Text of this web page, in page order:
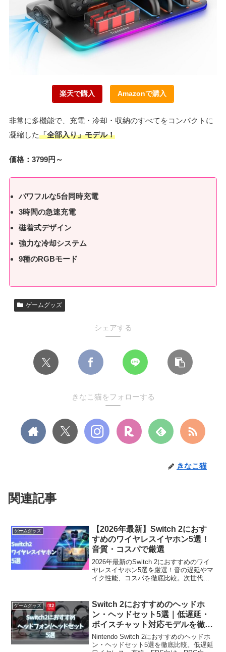
楽天で購入 Amazonで購入
非常に多機能で、充電・冷却・収納のすべてをコンパクトに
凝縮した「全部入り」モデル！
価格：3799円～
パワフルな5台同時充電
3時間の急速充電
磁着式デザイン
強力な冷却システム
9種のRGBモード
ゲームグッズ
シェアする
きなこ猫をフォローする
きなこ猫
関連記事
ゲームグッズ
【2026年最新】Switch 2におす
すめのワイヤレスイヤホン5選！
音質・コスパで厳選
2026年最新のSwitch 2におすすめのワイ
ヤレスイヤホン5選を厳選！音の遅延やマ
イク性能、コスパを徹底比較。次世代機
心者にもわかりやすく解説します。
ゲームグッズ
Switch 2におすすめのヘッドホ
ン・ヘッドセット5選｜低遅延・
ボイスチャット対応モデルを徹底
比較【2026年最新版】
Nintendo Switch 2におすすめのヘッドホ
ン・ヘッドセット5選を徹底比較。低遅延